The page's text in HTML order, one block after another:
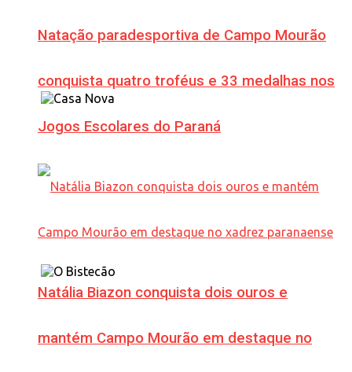
Natação paradesportiva de Campo Mourão
conquista quatro troféus e 33 medalhas nos
Jogos Escolares do Paraná
Natália Biazon conquista dois ouros e
mantém Campo Mourão em destaque no